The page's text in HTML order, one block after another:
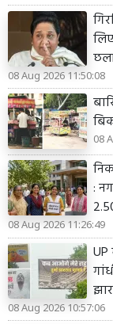
08 Aug 2026 11:50:08
08
:
08 Aug 2026 11:26:49
08 Aug 2026 10:57:06